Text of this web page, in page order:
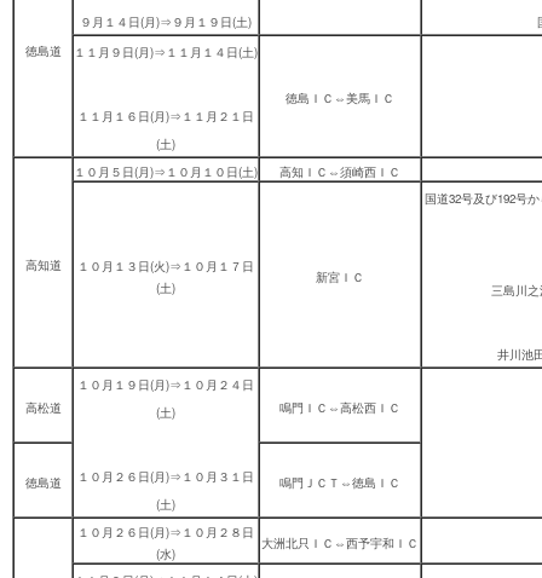
徳島道
９月１４日(月)⇒９月１９日(土)
１１月９日(月)⇒１１月１４日(土)
１１月１６日(月)⇒１１月２１日
(土)
徳島ＩＣ⇔美馬ＩＣ
高知道
１０月５日(月)⇒１０月１０日(土) 高知ＩＣ⇔須崎西ＩＣ
１０月１３日(火)⇒１０月１７日
(土)
新宮ＩＣ
国道32号及び192号
三島川
井川池
高松道
１０月１９日(月)⇒１０月２４日
(土)
１０月２６日(月)⇒１０月３１日
(土)
鳴門ＩＣ⇔高松西ＩＣ
徳島道 鳴門ＪＣＴ⇔徳島ＩＣ
１０月２６日(月)⇒１０月２８日
(水)
大洲北只ＩＣ⇔西予宇和ＩＣ